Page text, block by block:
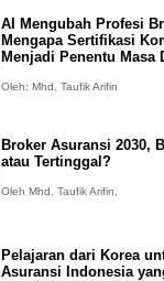
AI Mengubah Profesi
Mengapa Sertifikasi
Menjadi Penentu Masa
Oleh: Mhd. Taufik Arifin
Broker Asuransi 2030,
atau Tertinggal?
Oleh Mhd. Taufik Arifin,
Pelajaran dari Korea
Asuransi Indonesia